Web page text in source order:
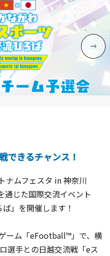
できるチャンス！
ナムフェスタ in 神奈川
通じた国際交流イベント
」を開催します！
ーム「eFootball™」で、横
選手との日越交流戦「eス